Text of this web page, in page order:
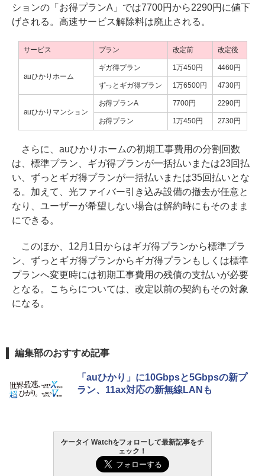
ションの「お得プランA」では7700円から2290円に値下
げされる。高速サービス解除料は廃止される。
サービス プラン 改定前 改定後
auひかりホーム
ギガ得プラン 1万450円 4460円
ずっとギガ得プラン 1万6500円 4730円
auひかりマンション
お得プランA 7700円 2290円
お得プラン 1万450円 2730円
さらに、auひかりホームの初期工事費用の分割回数
は、標準プラン、ギガ得プランが一括払いまたは23回払
い、ずっとギガ得プランが一括払いまたは35回払いとな
る。加えて、光ファイバー引き込み設備の撤去が任意と
なり、ユーザーが希望しない場合は解約時にもそのまま
にできる。
このほか、12月1日からはギガ得プランから標準プラ
ン、ずっとギガ得プランからギガ得プランもしくは標準
プランへ変更時には初期工事費用の残債の支払いが必要
となる。こちらについては、改定以前の契約もその対象
になる。
編集部のおすすめ記事
「auひかり」に10Gbpsと5Gbpsの新プ
ラン、11ax対応の新無線LANも
ケータイ Watchをフォローして最新記事をチ
ェック！